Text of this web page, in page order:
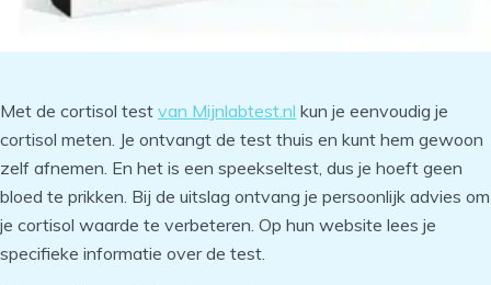
Met de cortisol test van Mijnlabtest.nl kun je eenvoudig je
cortisol meten. Je ontvangt de test thuis en kunt hem gewoon
zelf afnemen. En het is een speekseltest, dus je hoeft geen
bloed te prikken. Bij de uitslag ontvang je persoonlijk advies om
je cortisol waarde te verbeteren. Op hun website lees je
specifieke informatie over de test.